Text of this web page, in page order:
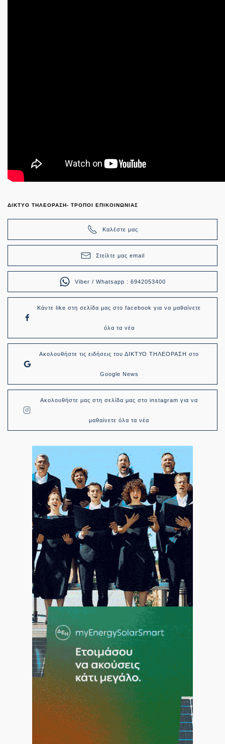
ΔΙΚΤΥΟ ΤΗΛΕΟΡΑΣΗ- ΤΡΟΠΟΙ ΕΠΙΚΟΙΝΩΝΙΑΣ
Καλέστε μας
Στείλτε μας email
Viber / Whatsapp : 6942053400
Κάντε like στη σελίδα μας στο facebook για να μαθαίνετε
όλα τα νέα
Ακολουθήστε τις ειδήσεις του ΔΙΚΤΥΟ ΤΗΛΕΟΡΑΣΗ στο
Google News
Ακολουθήστε μας στη σελίδα μας στο instagram για να
μαθαίνετε όλα τα νέα